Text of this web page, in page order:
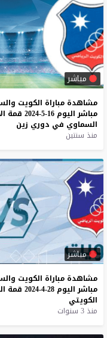
مباشر
مشاهدة مباراة الكويت
مباشر اليوم 16-5-2024 قمة
السماوي في دوري زين
منذ سنتين
مباشر
مشاهدة مباراة الكويت
مباشر اليوم 28-4-2024 قمة
الكويتي
منذ 3 سنوات